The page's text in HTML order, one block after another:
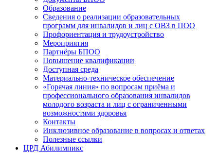
Образование
Сведения о реализации образовательных
программ для инвалидов и лиц с ОВЗ в ПОО
Профориентация и трудоустройство
Мероприятия
Партнёры БПОО
Повышение квалификации
Доступная среда
Материально-техническое обеспечение
«Горячая линия» по вопросам приёма и
профессионального образования инвалидов
молодого возраста и лиц с ограниченными
возможностями здоровья
Контакты
Инклюзивное образование в вопросах и ответах
Полезные ссылки
ЦРД Абилимпикс